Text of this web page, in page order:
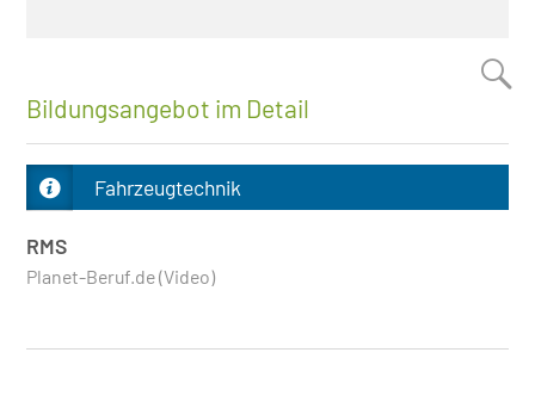
Bildungsangebot im Detail
Fahrzeugtechnik
RMS
Planet-Beruf.de (Video)